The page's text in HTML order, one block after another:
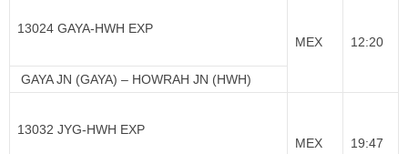
13024 GAYA-HWH EXP
MEX
12:20
GAYA JN (GAYA) – HOWRAH JN (HWH)
13032 JYG-HWH EXP
MEX
19:47